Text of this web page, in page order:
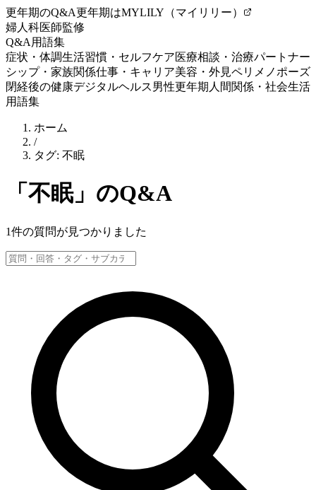
更年期のQ&A更年期はMYLILY（マイリリー）
婦人科医師監修
Q&A 用語集
症状・体調生活習慣・セルフケア医療相談・治療パートナー
シップ・家族関係仕事・キャリア美容・外見ペリメノポーズ
閉経後の健康デジタルヘルス男性更年期 人間関係・社会生活
用語集
ホーム
/
タグ: 不眠
「 不眠」のQ&A
1件の質問が見つかりました